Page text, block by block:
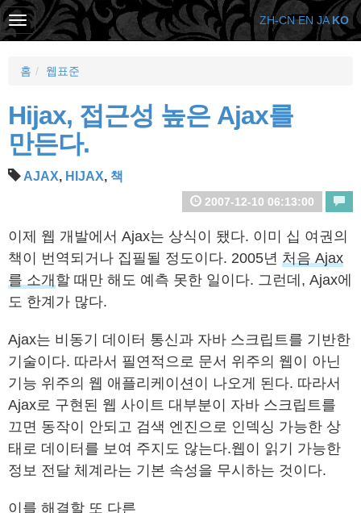
홈 웹표준
Hijax, 접근성 높은 Ajax를
만든다.
AJAX, HIJAX, 책
2007-12-10 06:13:00
이제 웹 개발에서 Ajax는 상식이 됐다. 이미 십 여권의
책이 번역되거나 집필될 정도이다. 2005년 처음 Ajax
를 소개 할 때만 해도 예측 못한 일이다. 그런데, Ajax에
도 한계가 많다.
Ajax는 비동기 데이터 통신과 자바 스크립트를 기반한
기술이다. 따라서 필연적으로 문서 위주의 웹이 아닌
기능 위주의 웹 애플리케이션이 나오게 된다. 따라서
Ajax로 구현된 웹 사이트 대부분이 자바 스크립트를
끄면 동작이 안되고 검색 엔진으로 인덱싱 가능한 상
태로 데이터를 보여 주지도 않는다.웹이 읽기 가능한
정보 전달 체계라는 기본 속성을 무시하는 것이다.
이를 해결할 또 다른
ZH-CN EN JA KO